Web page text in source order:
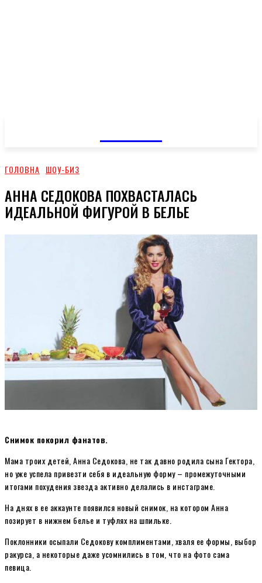
ГОЛОВНА ШОУ-БИЗ
АННА СЕДОКОВА ПОХВАСТАЛАСЬ
ИДЕАЛЬНОЙ ФИГУРОЙ В БЕЛЬЕ
Снимок покорил фанатов.
Мама троих детей, Анна Седокова, не так давно родила сына Гектора,
но уже успела привезти себя в идеальную форму – промежуточными
итогами похудения звезда активно делались в инстаграме.
На днях в ее аккаунте появился новый снимок, на котором Анна
позирует в нижнем белье и туфлях на шпильке.
Поклонники осыпали Седокову комплиментами, хваля ее формы, выбор
ракурса, а некоторые даже усомнились в том, что на фото сама
певица.